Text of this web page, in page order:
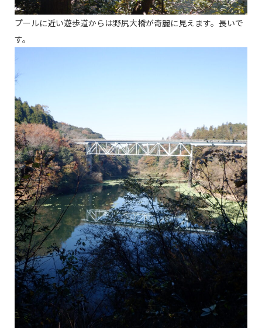
プールに近い遊歩道からは野尻大橋が奇麗に見えます。長いで
す。